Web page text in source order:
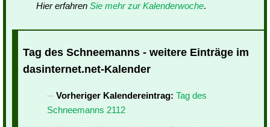
Hier erfahren Sie mehr zur Kalenderwoche.
Tag des Schneemanns - weitere Einträge im
dasinternet.net-Kalender
Vorheriger Kalendereintrag: Tag des
Schneemanns 2112